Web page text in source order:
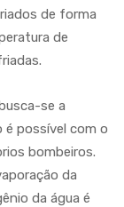
de forma
de
se a
é possível com o
bombeiros.
da
da água é